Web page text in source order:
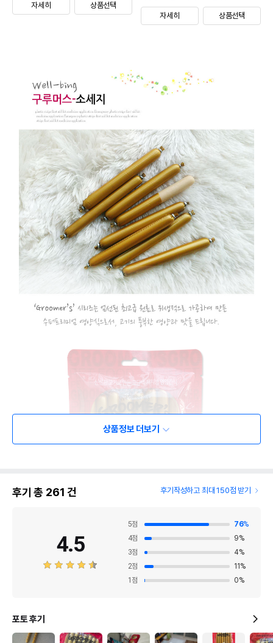
자세히 상품선택
자세히 상품선택
상품정보 더보기
후기 총 261 건 후기작성하고 최대 150점 받기
4.5
5점 76%
4점 9%
3점 4%
2점 11 %
1 점 0%
포토 후기